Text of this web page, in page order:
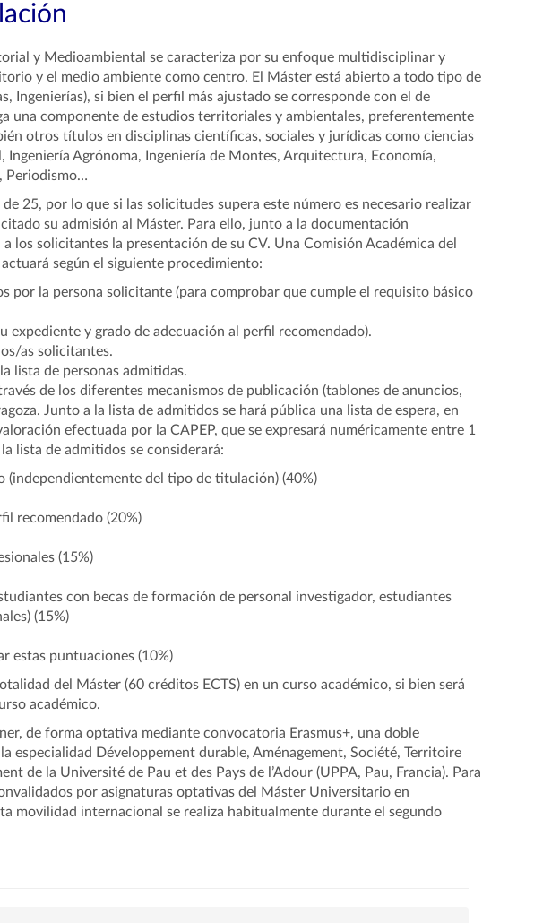
y Medioambiental se caracteriza por su enfoque multidisciplinar y
y el medio ambiente como centro. El Máster está abierto a todo tipo de
Ingenierías), si bien el perfil más ajustado se corresponde con el de
una componente de estudios territoriales y ambientales, preferentemente
otros títulos en disciplinas científicas, sociales y jurídicas como ciencias
Ingeniería Agrónoma, Ingeniería de Montes, Arquitectura, Economía,
Periodismo…
25, por lo que si las solicitudes supera este número es necesario realizar
su admisión al Máster. Para ello, junto a la documentación
los solicitantes la presentación de su CV. Una Comisión Académica del
según el siguiente procedimiento:
por la persona solicitante (para comprobar que cumple el requisito básico
expediente y grado de adecuación al perfil recomendado).
as solicitantes.
lista de personas admitidas.
de los diferentes mecanismos de publicación (tablones de anuncios,
Junto a la lista de admitidos se hará pública una lista de espera, en
efectuada por la CAPEP, que se expresará numéricamente entre 1
lista de admitidos se considerará:
(independientemente del tipo de titulación) (40%)
recomendado (20%)
(15%)
con becas de formación de personal investigador, estudiantes
(15%)
estas puntuaciones (10%)
del Máster (60 créditos ECTS) en un curso académico, si bien será
académico.
de forma optativa mediante convocatoria Erasmus+, una doble
especialidad Développement durable, Aménagement, Société, Territoire
de la Université de Pau et des Pays de l’Adour (UPPA, Pau, Francia). Para
por asignaturas optativas del Máster Universitario en
movilidad internacional se realiza habitualmente durante el segundo